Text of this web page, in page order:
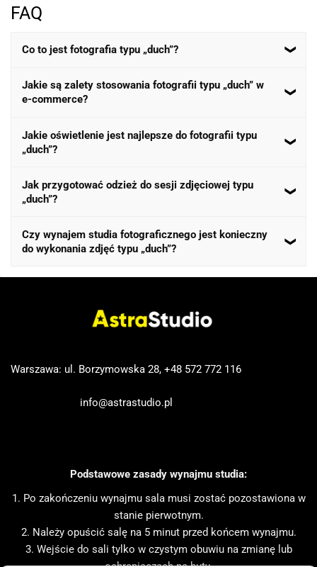
FAQ
Co to jest fotografia typu „duch”?
Fotografia typu „duch” to technika prezentacji odzieży, w
której ubranie wygląda, jakby było noszone przez
zobaczyć, jak odzież układa się na sylwetce, bez
rozpraszających elementów.
Jakie są zalety stosowania fotografii typu „duch” w
e-commerce?
Fotografia typu „duch” pozwala na spójną i profesjonalną
prezentację odzieży, podkreślając jej fason i detale.
i przyspiesza proces tworzenia zdjęć produktowych.
Jakie oświetlenie jest najlepsze do fotografii typu
„duch”?
Najlepsze efekty uzyskuje się, stosując miękkie,
równomierne oświetlenie, które minimalizuje cienie i
parasolek oraz kontrolowanie balansu bieli dla wiernego
odwzorowania kolorów.
Jak przygotować odzież do sesji zdjęciowej typu
„duch”?
Przed sesją upewnij się, że odzież jest czysta i
wyprasowana. Usuń wszelkie metki i zagniecenia. Użyj
Czy wynajem studia fotograficznego jest konieczny
do wykonania zdjęć typu „duch”?
profesjonalnych sesji. Choć nie jest to konieczne,
Warszawa: ul. Borzymowska 28, +48 572 772 116
info@astrastudio.pl
Podstawowe zasady wynajmu studia:
1. Po zakończeniu wynajmu sala musi zostać pozostawiona w
stanie pierwotnym.
2. Należy opuścić salę na 5 minut przed końcem wynajmu.
3. Wejście do sali tylko w czystym obuwiu na zmianę lub